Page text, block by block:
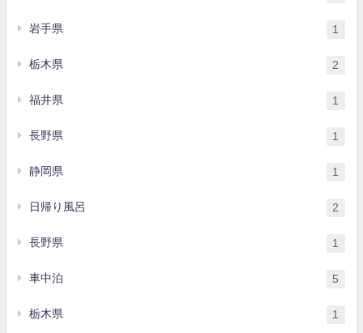
岩手県 1
栃木県 2
福井県 1
長野県 1
静岡県 1
日帰り風呂 2
長野県 1
車中泊 5
栃木県 1